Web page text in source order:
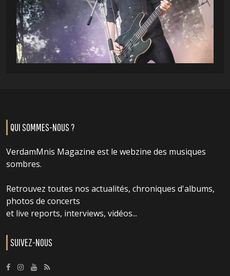
QUI SOMMES-NOUS ?
VerdamMnis Magazine est le webzine des musiques
sombres.
Retrouvez toutes nos actualités, chroniques d'albums,
photos de concerts
et live reports, interviews, vidéos...
SUIVEZ-NOUS